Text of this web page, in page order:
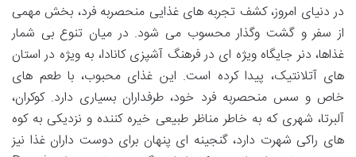
در دنیای امروز، کشف تجربه های غذایی منحصربه فرد، بخش مهمی
از سفر و گشت وگذار محسوب می شود. در میان تنوع بی شمار
غذاها، دنر جایگاه ویژه ای در فرهنگ آشپزی کانادا، به ویژه در استان
های آتلانتیک، پیدا کرده است. این غذای محبوب، با طعم های
خاص و سس منحصربه فرد خود، طرفداران بسیاری دارد. کوکران،
آلبرتا، شهری که به خاطر مناظر طبیعی خیره کننده و نزدیکی به کوه
های راکی شهرت دارد، گنجینه ای پنهان برای دوست داران غذا نیز